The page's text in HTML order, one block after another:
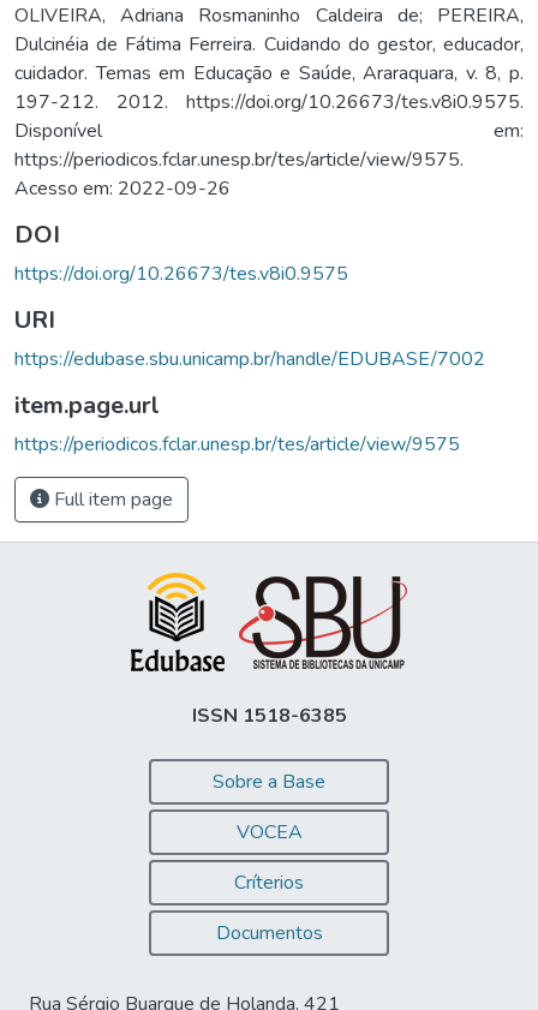
OLIVEIRA, Adriana Rosmaninho Caldeira de; PEREIRA,
Dulcinéia de Fátima Ferreira. Cuidando do gestor, educador,
cuidador. Temas em Educação e Saúde, Araraquara, v. 8, p.
197-212. 2012. https://doi.org/10.26673/tes.v8i0.9575.
Disponível em:
https://periodicos.fclar.unesp.br/tes/article/view/9575.
Acesso em: 2022-09-26
DOI
https://doi.org/10.26673/tes.v8i0.9575
URI
https://edubase.sbu.unicamp.br/handle/EDUBASE/7002
item.page.url
https://periodicos.fclar.unesp.br/tes/article/view/9575
Full item page
ISSN 1518-6385
Sobre a Base
VOCEA
Críterios
Documentos
Rua Sérgio Buarque de Holanda, 421